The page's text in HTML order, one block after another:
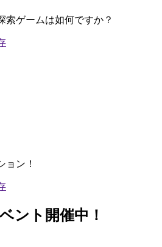
索ゲームは如何ですか？
ョン！
ント開催中！